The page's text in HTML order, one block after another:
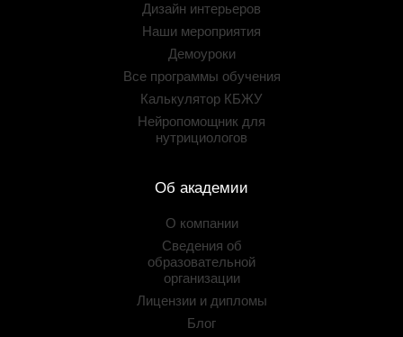
Дизайн интерьеров
Наши мероприятия
Демоуроки
Все программы обучения
Калькулятор КБЖУ
Нейропомощник для
нутрициологов
Об академии
О компании
Сведения об
образовательной
организации
Лицензии и дипломы
Блог